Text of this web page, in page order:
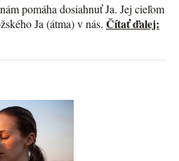
pomáha dosiahnuť Ja. Jej cieľom
Ja (átma) v nás. Čítať ďalej: